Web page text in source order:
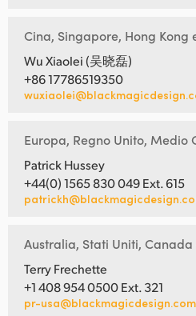
Cina, Singapore, Hong Kong
Wu Xiaolei (吴晓磊)
+86 17786519350
Europa, Regno Unito, Medio
Patrick Hussey
+44(0) 1565 830 049 Ext. 615
Australia, Stati Uniti, Canada
Terry Frechette
+1 408 954 0500 Ext. 321
pr-usa@blackmagicdesign.com